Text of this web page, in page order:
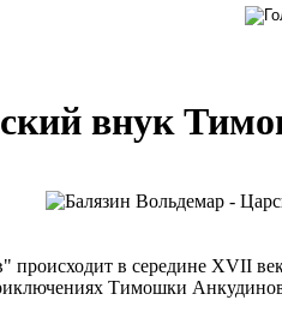
внук
в середине XVII
Тимошки